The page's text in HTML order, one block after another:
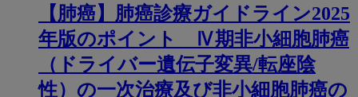
【肺癌】肺癌診療ガイドライン2025
年版のポイント Ⅳ期非小細胞肺癌
（ドライバー遺伝子変異/転座陰
性）の一次治療及び非小細胞肺癌の